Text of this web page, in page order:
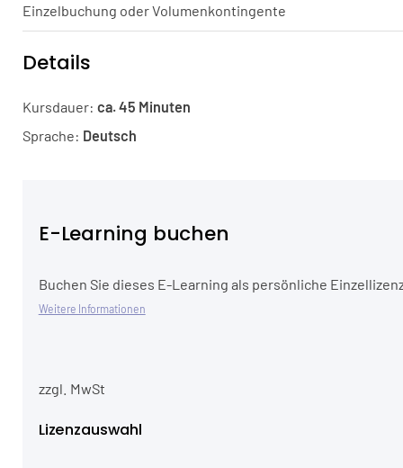
Einzelbuchung oder Volumenkontingente
Details
Kursdauer:ca. 45 Minuten
Sprache: Deutsch
E-Learning buchen
Buchen Sie dieses E-Learning als persönliche
Weitere Informationen
zzgl. MwSt
Lizenzauswahl